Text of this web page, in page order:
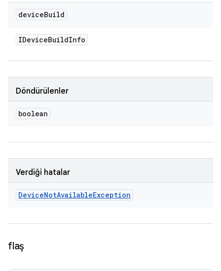
deviceBuild
IDeviceBuildInfo
Döndürülenler
boolean
Verdiği hatalar
DeviceNotAvailableException
flaş